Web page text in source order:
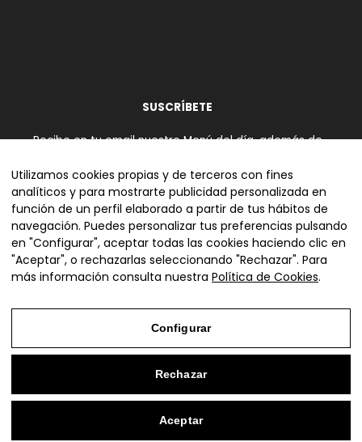
SUSCRÍBETE
Recibe en tu email nuestro Menú del día, además de
Copyright © 2026 Bodegón Azoque
Utilizamos cookies propias y de terceros con fines
analíticos y para mostrarte publicidad personalizada en
función de un perfil elaborado a partir de tus hábitos de
navegación. Puedes personalizar tus preferencias pulsando
en "Configurar", aceptar todas las cookies haciendo clic en
"Aceptar", o rechazarlas seleccionando "Rechazar". Para
más información consulta nuestra Política de Cookies.
Configurar
Rechazar
Aceptar